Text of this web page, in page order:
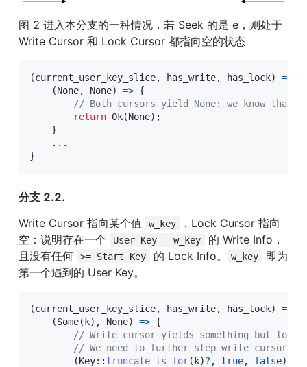
图 2 进入本分支的一种情况，若 Seek 的是 e，则处于
Write Cursor 和 Lock Cursor 都指向空的状态
(current_user_key_slice, has_write, has_lock) =
(None, None) => {
// Both cursors yield None: we know that
return Ok(None) ;
}
...
}
分支 2.2.
Write Cursor 指向某个值
w_key
，Lock Cursor 指向
空：说明存在一个
User Key = w_key
的 Write Info，
且没有任何
>= Start Key 的 Lock Info。 w_key
即为
第一个遇到的 User Key。
(current_user_key_slice, has_write, has_lock) =
(Some(k) , None) => {
// Write cursor yields something but lock
// We need to further step write cursor
(Key:: truncate_ts_for(k)? , true, false)